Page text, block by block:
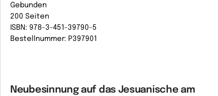
Gebunden
200 Seiten
ISBN: 978-3-451-39790-5
Bestellnummer: P397901
Neubesinnung auf das Jesuanische am